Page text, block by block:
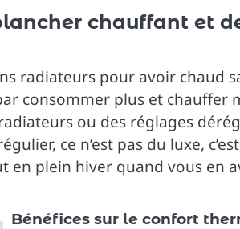
chauffant et
radiateurs pour avoir chaud
consommer plus et chauffer
ou des réglages
ce n’est pas du luxe,
plein hiver quand vous en
Bénéfices sur le confort